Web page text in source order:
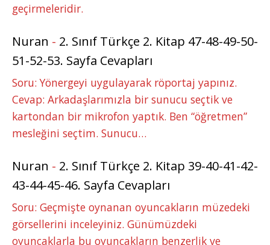
geçirmeleridir.
Nuran - 2. Sınıf Türkçe 2. Kitap 47-48-49-50-
51-52-53. Sayfa Cevapları
Soru: Yönergeyi uygulayarak röportaj yapınız.
Cevap: Arkadaşlarımızla bir sunucu seçtik ve
kartondan bir mikrofon yaptık. Ben “öğretmen”
mesleğini seçtim. Sunucu…
Nuran - 2. Sınıf Türkçe 2. Kitap 39-40-41-42-
43-44-45-46. Sayfa Cevapları
Soru: Geçmişte oynanan oyuncakların müzedeki
görsellerini inceleyiniz. Günümüzdeki
oyuncaklarla bu oyuncakların benzerlik ve